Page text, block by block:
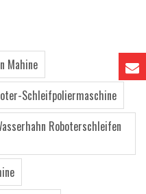
Mahine
Schleifpoliermaschine
Roboterschleifen